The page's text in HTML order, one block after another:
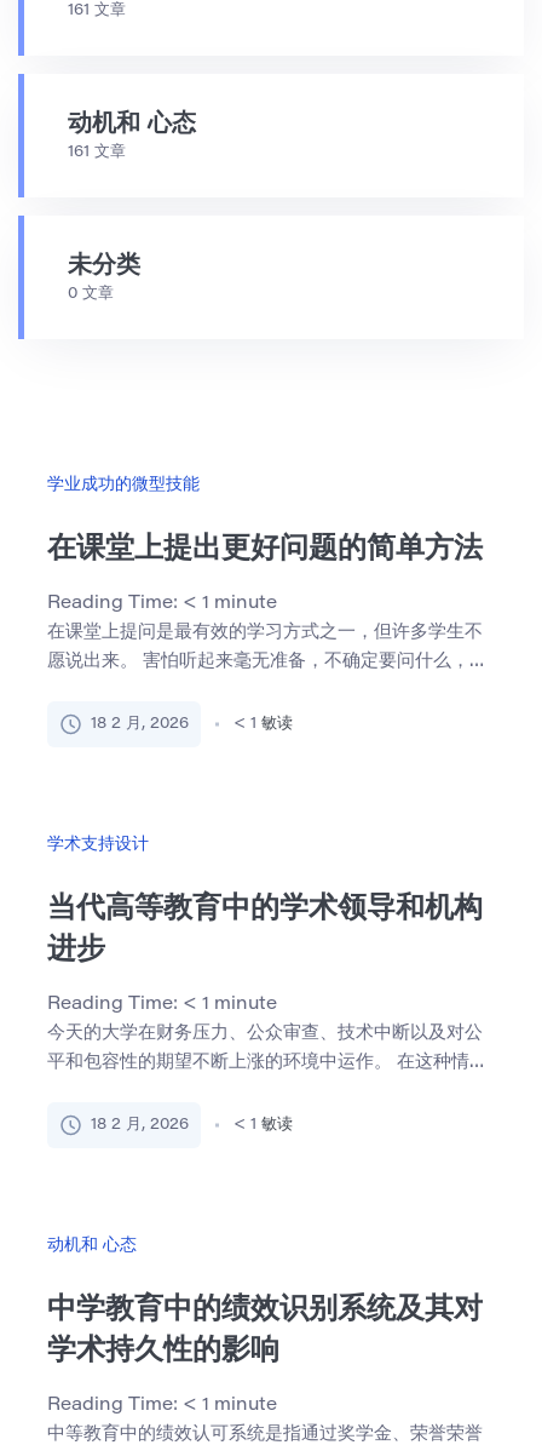
161 文章
动机和 心态
161 文章
未分类
0 文章
学业成功的微型技能
在课堂上提出更好问题的简单方法
Reading Time: < 1 minute
在课堂上提问是最有效的学习方式之一，但许多学生不
愿说出来。 害怕听起来毫无准备，不确定要问什么，或
18 2 月, 2026 < 1 敏读
学术支持设计
当代高等教育中的学术领导和机构
进步
Reading Time: < 1 minute
今天的大学在财务压力、公众审查、技术中断以及对公
平和包容性的期望不断上涨的环境中运作。 在这种情况
18 2 月, 2026 < 1 敏读
动机和 心态
中学教育中的绩效识别系统及其对
学术持久性的影响
Reading Time: < 1 minute
中等教育中的绩效认可系统是指通过奖学金、荣誉荣誉